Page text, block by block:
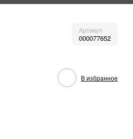
Артикул
000077652
В избранное